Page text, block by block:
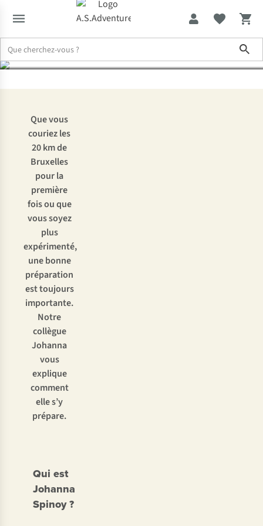
aux 20 km de Bruxelles ?
Que vous
couriez les
20 km de
Bruxelles
pour la
première
fois ou que
vous soyez
plus
expérimenté,
une bonne
préparation
est toujours
importante.
Notre
collègue
Johanna
vous
explique
comment
elle s’y
prépare.
Qui est
Johanna
Spinoy ?